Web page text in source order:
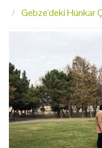
Gebze'deki Hünkar